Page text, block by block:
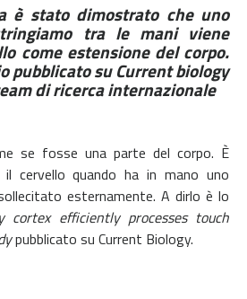
è stato dimostrato che uno
tra le mani viene
come estensione del corpo.
pubblicato su Current biology
di ricerca internazionale
se fosse una parte del corpo. È
il cervello quando ha in mano uno
esternamente. A dirlo è lo
cortex efficiently processes touch
pubblicato su Current Biology.